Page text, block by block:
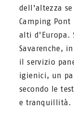
dell'altezza
Camping
alti d'Europa.
Savarenche,
il servizio
igienici, un
secondo le
e tranquillità.